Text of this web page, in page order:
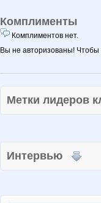
Комплименты
Комплиментов нет.
Вы не авторизованы!
Метки лидеров
Интервью